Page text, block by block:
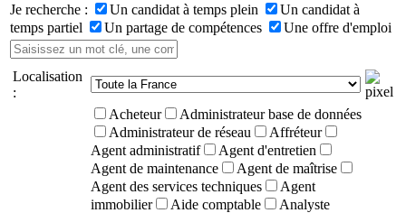
Je recherche :
Un candidat à temps plein
Un candidat à
temps partiel
Un partage de compétences Une offre d'emploi
Localisation
:
Acheteur
Administrateur base de données
Administrateur de réseau
Affréteur
Agent administratif
Agent d'entretien
Agent de maintenance
Agent de maîtrise
Agent des services techniques
Agent
immobilier
Aide comptable
Analyste